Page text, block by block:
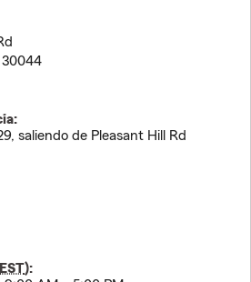
30044
saliendo de Pleasant Hill Rd
EST):